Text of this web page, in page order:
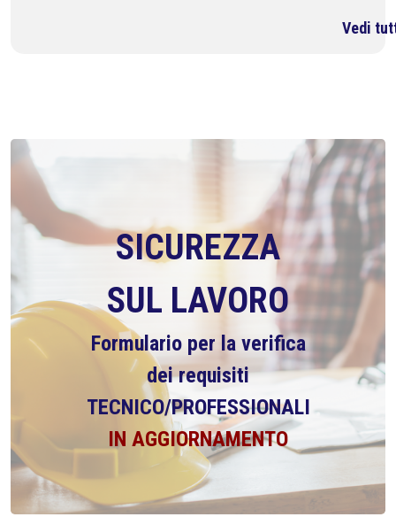
Vedi
SICUREZZA
SUL LAVORO
Formulario per la verifica
dei requisiti
TECNICO/PROFESSIONALI
IN AGGIORNAMENTO